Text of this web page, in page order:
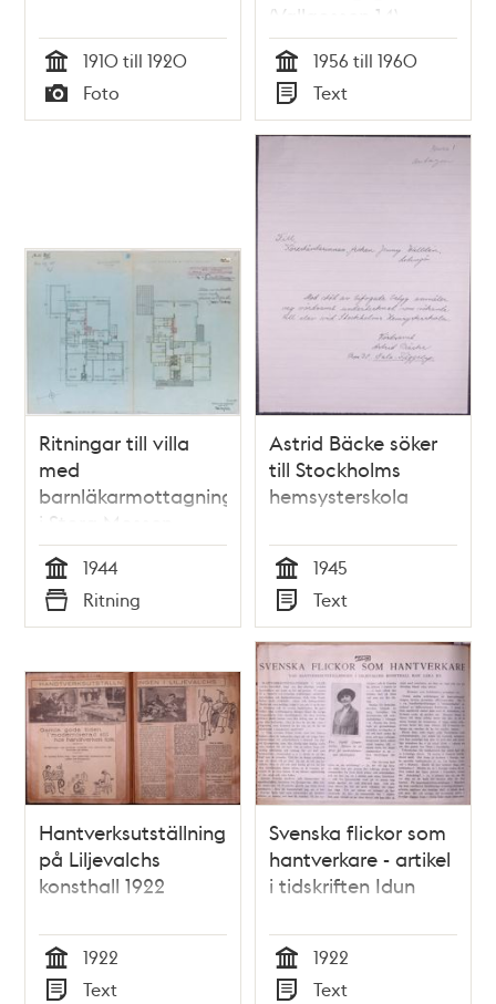
Tid
1910 till 1920
Typ
Foto
(Vallgossen 14)
Tid
1956 till 1960
Typ
Text
Ritningar till villa
med
barnläkarmottagning
i Stora Mossen,
Bromma, 1944
Tid
1944
Typ
Ritning
Astrid Bäcke söker
till Stockholms
hemsysterskola
Tid
1945
Typ
Text
Hantverksutställning
på Liljevalchs
konsthall 1922
Tid
1922
Text
Svenska flickor som
hantverkare - artikel
i tidskriften Idun
Tid
1922
Text